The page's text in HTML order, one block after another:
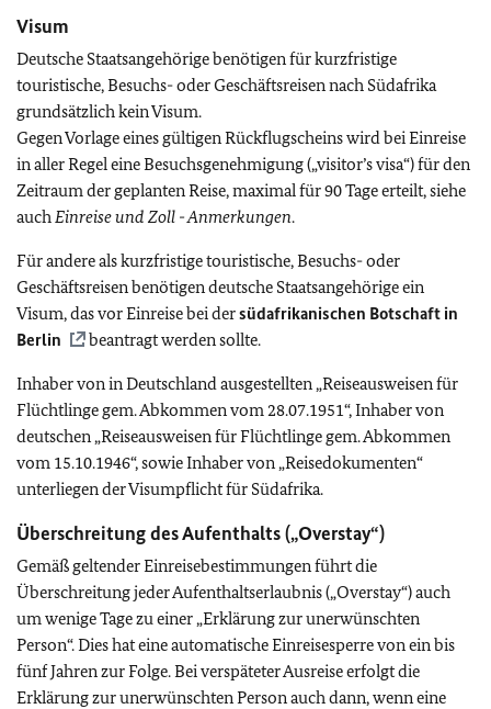
Visum
Deutsche Staatsangehörige benötigen für kurzfristige
touristische, Besuchs- oder Geschäftsreisen nach Südafrika
grundsätzlich kein Visum.
Gegen Vorlage eines gültigen Rückflugscheins wird bei Einreise
in aller Regel eine Besuchsgenehmigung („visitor’s visa“) für den
Zeitraum der geplanten Reise, maximal für 90 Tage erteilt, siehe
auchEinreise und Zoll - Anmerkungen.
Für andere als kurzfristige touristische, Besuchs- oder
Geschäftsreisen benötigen deutsche Staatsangehörige ein
Visum, das vor Einreise bei dersüdafrikanischen Botschaft in
Berlin
beantragt werden sollte.
Inhaber von in Deutschland ausgestellten „Reiseausweisen für
Flüchtlinge gem. Abkommen vom 28.07.1951“, Inhaber von
deutschen „Reiseausweisen für Flüchtlinge gem. Abkommen
vom 15.10.1946“, sowie Inhaber von „Reisedokumenten“
unterliegen der Visumpflicht für Südafrika.
Überschreitung des Aufenthalts („Overstay“)
Gemäß geltender Einreisebestimmungen führt die
Überschreitung jeder Aufenthaltserlaubnis („Overstay“) auch
um wenige Tage zu einer „Erklärung zur unerwünschten
Person“. Dies hat eine automatische Einreisesperre von ein bis
fünf Jahren zur Folge. Bei verspäteter Ausreise erfolgt die
Erklärung zur unerwünschten Person auch dann, wenn eine